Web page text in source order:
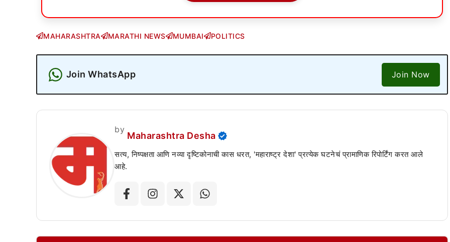
MAHARASHTRA MARATHI NEWS MUMBAI POLITICS
Join WhatsApp Join Now
by
Maharashtra Desha
सत्य, निष्पक्षता आणि नव्या दृष्टिकोनाची कास धरत, 'महाराष्ट्र देशा' प्रत्येक घटनेचं प्रामाणिक रिपोर्टिंग करत आले
आहे.